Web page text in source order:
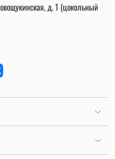
д. 1 (цокольный